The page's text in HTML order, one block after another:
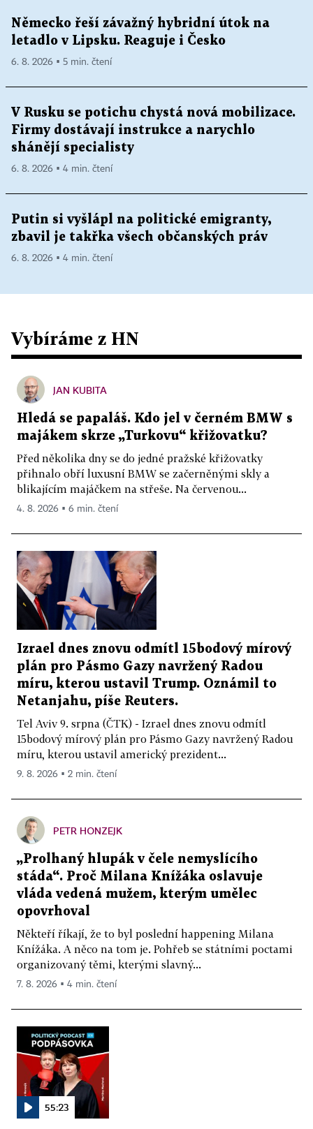
Německo řeší závažný hybridní útok na
letadlo v Lipsku. Reaguje i Česko
6. 8. 2026 ▪ 5 min. čtení
V Rusku se potichu chystá nová mobilizace.
Firmy dostávají instrukce a narychlo
shánějí specialisty
6. 8. 2026 ▪ 4 min. čtení
Putin si vyšlápl na politické emigranty,
zbavil je takřka všech občanských práv
6. 8. 2026 ▪ 4 min. čtení
Vybíráme z HN
JAN KUBITA
Hledá se papaláš. Kdo jel v černém BMW s
majákem skrze „Turkovu“ křižovatku?
Před několika dny se do jedné pražské křižovatky
přihnalo obří luxusní BMW se začerněnými skly a
blikajícím majáčkem na střeše. Na červenou...
4. 8. 2026 ▪ 6 min. čtení
Izrael dnes znovu odmítl 15bodový mírový
plán pro Pásmo Gazy navržený Radou
míru, kterou ustavil Trump. Oznámil to
Netanjahu, píše Reuters.
Tel Aviv 9. srpna (ČTK) - Izrael dnes znovu odmítl
15bodový mírový plán pro Pásmo Gazy navržený Radou
míru, kterou ustavil americký prezident...
9. 8. 2026 ▪ 2 min. čtení
PETR HONZEJK
„Prolhaný hlupák v čele nemyslícího
stáda“. Proč Milana Knížáka oslavuje
vláda vedená mužem, kterým umělec
opovrhoval
Někteří říkají, že to byl poslední happening Milana
Knížáka. A něco na tom je. Pohřeb se státními poctami
organizovaný těmi, kterými slavný...
7. 8. 2026 ▪ 4 min. čtení
55:23